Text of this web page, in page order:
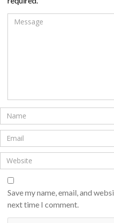
Save my name, email, and
next time I comment.